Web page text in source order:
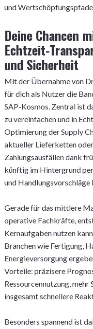
und
Deine Chancen
Echtzeit-
und Sicherheit
Mit der Übernahme von
für dich als Nutzer die
SAP-Kosmos. Zentral ist
zu vereinfachen und in
Optimierung der Supply
aktueller Lieferketten
Zahlungsausfällen dank
künftig im Hintergrund
und Handlungsvorschläge
Gerade für das mittlere
operative Fachkräfte,
Kernaufgaben nutzen
Branchen wie Fertigung,
Energieversorgung
Vorteile: präzisere
Ressourcennutzung, mehr
insgesamt schnellere
Besonders spannend ist